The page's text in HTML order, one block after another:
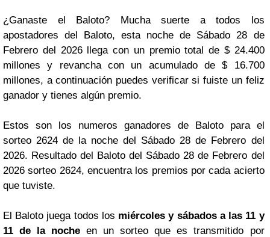
¿Ganaste el Baloto? Mucha suerte a todos los
apostadores del Baloto, esta noche de Sábado 28 de
Febrero del 2026 llega con un premio total de $ 24.400
millones y revancha con un acumulado de $ 16.700
millones, a continuación puedes verificar si fuiste un feliz
ganador y tienes algún premio.
Estos son los numeros ganadores de Baloto para el
sorteo 2624 de la noche del Sábado 28 de Febrero del
2026. Resultado del Baloto del Sábado 28 de Febrero del
2026 sorteo 2624, encuentra los premios por cada acierto
que tuviste.
El Baloto juega todos los miércoles y sábados a las 11 y
11 de la noche en un sorteo que es transmitido por